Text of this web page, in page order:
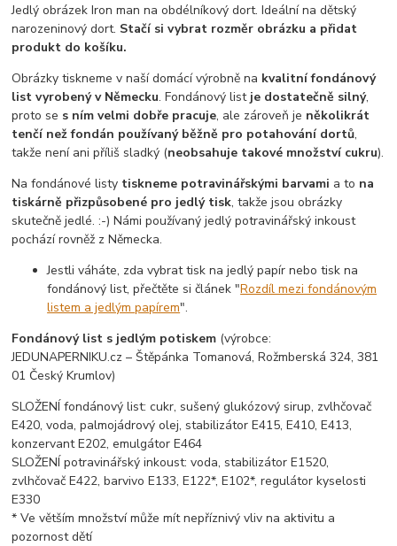
Jedlý obrázek Iron man na obdélníkový dort. Ideální na dětský
narozeninový dort. Stačí si vybrat rozměr obrázku a přidat
produkt do košíku.
Obrázky tiskneme v naší domácí výrobně na kvalitní fondánový
list vyrobený v Německu. Fondánový list je dostatečně silný,
proto se s ním velmi dobře pracuje, ale zároveň je několikrát
tenčí než fondán používaný běžně pro potahování dortů,
takže není ani příliš sladký (neobsahuje takové množství cukru).
Na fondánové listy tiskneme potravinářskými barvami a to na
tiskárně přizpůsobené pro jedlý tisk, takže jsou obrázky
skutečně jedlé. :-) Námi používaný jedlý potravinářský inkoust
pochází rovněž z Německa.
Jestli váháte, zda vybrat tisk na jedlý papír nebo tisk na
fondánový list, přečtěte si článek "Rozdíl mezi fondánovým
listem a jedlým papírem".
Fondánový list s jedlým potiskem (výrobce:
JEDUNAPERNIKU.cz – Štěpánka Tomanová, Rožmberská 324, 381
01 Český Krumlov)
SLOŽENÍ fondánový list: cukr, sušený glukózový sirup, zvlhčovač
E420, voda, palmojádrový olej, stabilizátor E415, E410, E413,
konzervant E202, emulgátor E464
SLOŽENÍ potravinářský inkoust: voda, stabilizátor E1520,
zvlhčovač E422, barvivo E133, E122*, E102*, regulátor kyselosti
E330
* Ve větším množství může mít nepříznivý vliv na aktivitu a
pozornost dětí